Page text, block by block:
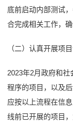
底前启动内部测试
合完成相关工作，
（二）认真开展项
2023年2月政府和
程序的项目，以及
应按以上流程在信
线前已开展的项目